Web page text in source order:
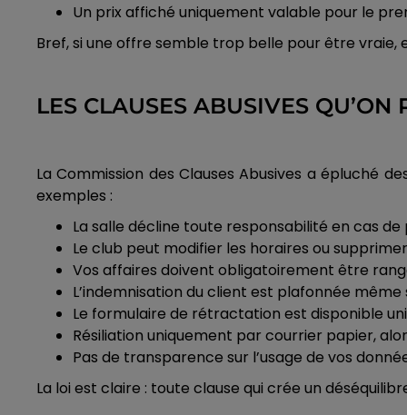
Un prix affiché uniquement valable pour le
Bref, si une offre semble trop belle pour être vraie,
LES CLAUSES ABUSIVES
La Commission des Clauses Abusives a épluché
exemples :
La salle décline toute responsabilité en cas
Le club peut modifier les horaires ou
Vos affaires doivent obligatoirement être
L’indemnisation du client est plafonnée
Le formulaire de rétractation est disponible
Résiliation uniquement par courrier papier,
Pas de transparence sur l’usage de vos
La loi est claire : toute clause qui crée un